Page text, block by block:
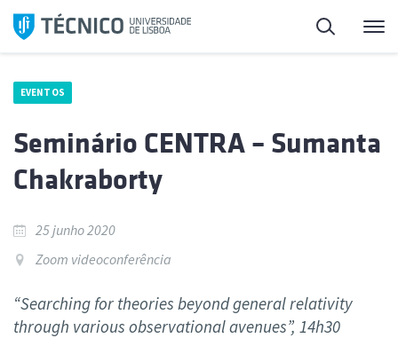
Saltar
para
Pesquisa
EVENTOS
Seminário CENTRA – Sumanta
Chakraborty
25 junho 2020
Zoom videoconferência
“Searching for theories beyond general relativity
through various observational avenues”, 14h30